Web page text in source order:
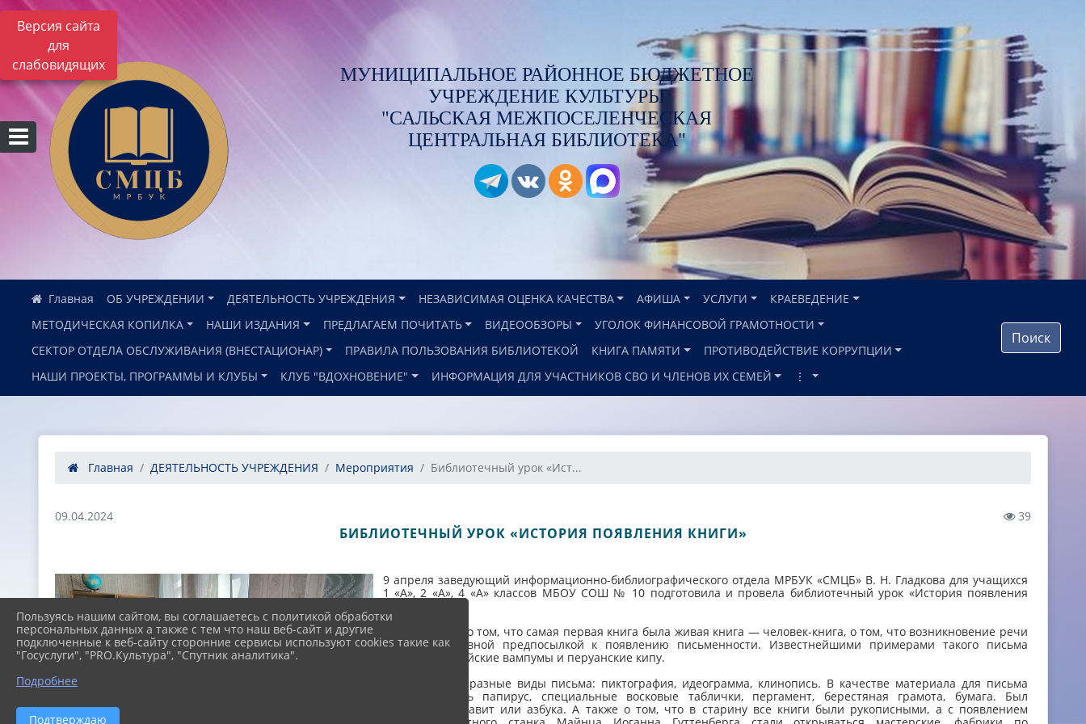
Версия сайта
для
слабовидящих
МУНИЦИПАЛЬНОЕ РАЙОННОЕ БЮДЖЕТНОЕ
УЧРЕЖДЕНИЕ КУЛЬТУРЫ
"САЛЬСКАЯ МЕЖПОСЕЛЕНЧЕСКАЯ
ЦЕНТРАЛЬНАЯ БИБЛИОТЕКА"
ОБ УЧРЕЖДЕНИИ ДЕЯТЕЛЬНОСТЬ УЧРЕЖДЕНИЯ НЕЗАВИСИМАЯ ОЦЕНКА КАЧЕСТВА АФИША УСЛУГИ
КРАЕВЕДЕНИЕ
МЕТОДИЧЕСКАЯ КОПИЛКА
НАШИ ИЗДАНИЯ ПРЕДЛАГАЕМ ПОЧИТАТЬ ВИДЕООБЗОРЫ
УГОЛОК ФИНАНСОВОЙ ГРАМОТНОСТИ
СЕКТОР ОТДЕЛА ОБСЛУЖИВАНИЯ (ВНЕСТАЦИОНАР)
ПРАВИЛА ПОЛЬЗОВАНИЯ БИБЛИОТЕКОЙ КНИГА ПАМЯТИ
ПРОТИВОДЕЙСТВИЕ КОРРУПЦИИ
НАШИ ПРОЕКТЫ, ПРОГРАММЫ И КЛУБЫ
КЛУБ "ВДОХНОВЕНИЕ" ИНФОРМАЦИЯ ДЛЯ УЧАСТНИКОВ СВО И ЧЛЕНОВ ИХ СЕМЕЙ ⋮
Поиск
Главная ДЕЯТЕЛЬНОСТЬ УЧРЕЖДЕНИЯ Мероприятия Библиотечный урок «Ист...
09.04.2024 39
БИБЛИОТЕЧНЫЙ УРОК «ИСТОРИЯ ПОЯВЛЕНИЯ КНИГИ»
9 апреля заведующий информационно-библиографического отдела МРБУК «СМЦБ» В. Н. Гладкова для учащихся
1 «А», 2 «А», 4 «А» классов МБОУ СОШ № 10 подготовила и провела библиотечный урок «История появления
Ребята узнали о том, что самая первая книга была живая книга — человек-книга, о том, что возникновение речи
является основной предпосылкой к появлению письменности. Известнейшими примерами такого письма
являются индейские вампумы и перуанские кипу.
Существовали разные виды письма: пиктография, идеограмма, клинопись. В качестве материала для письма
использовались папирус, специальные восковые таблички, пергамент, берестяная грамота, бумага. Был
изобретен алфавит или азбука. А также о том, что в старину все книги были рукописными, а с появлением
Пользуясь нашим сайтом, вы соглашаетесь с политикой обработки
персональных данных а также с тем что наш веб-сайт и другие
подключенные к веб-сайту сторонние сервисы используют cookies такие как
"Госуслуги", "PRO.Культура", "Спутник аналитика".
Подробнее
Подтверждаю